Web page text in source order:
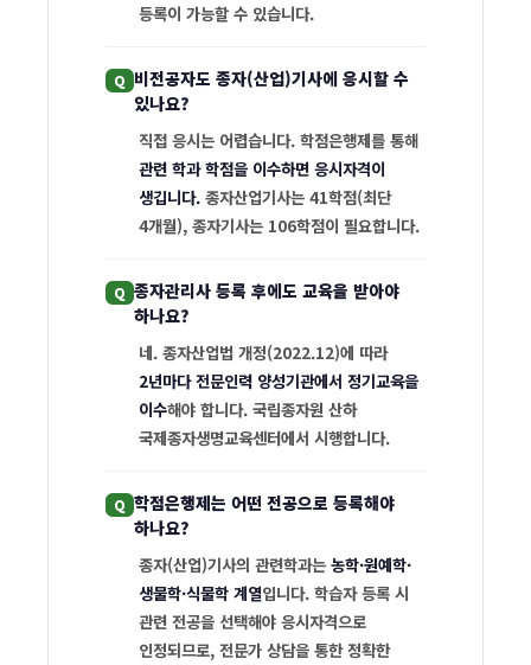
등록이 가능할 수 있습니다.
비전공자도 종자(산업)기사에 응시할 수
있나요?
직접 응시는 어렵습니다. 학점은행제를 통해
관련 학과 학점을 이수하면 응시자격이
생깁니다. 종자산업기사는 41학점(최단
4개월), 종자기사는 106학점이 필요합니다.
종자관리사 등록 후에도 교육을 받아야
하나요?
네. 종자산업법 개정(2022.12)에 따라
2년마다 전문인력 양성기관에서 정기교육을
이수해야 합니다. 국립종자원 산하
국제종자생명교육센터에서 시행합니다.
학점은행제는 어떤 전공으로 등록해야
하나요?
종자(산업)기사의 관련학과는 농학·원예학·
생물학·식물학 계열입니다. 학습자 등록 시
관련 전공을 선택해야 응시자격으로
인정되므로, 전문가 상담을 통한 정확한